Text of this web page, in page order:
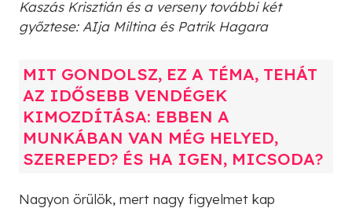
Kaszás Krisztián és a verseny további két
győztese: AIja Miltina és Patrik Hagara
MIT GONDOLSZ, EZ A TÉMA, TEHÁT
AZ IDŐSEBB VENDÉGEK
KIMOZDÍTÁSA: EBBEN A
MUNKÁBAN VAN MÉG HELYED,
SZEREPED? ÉS HA IGEN, MICSODA?
Nagyon örülök, mert nagy figyelmet kap